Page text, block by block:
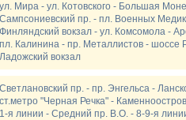
ул. Мира - ул. Котовского - Большая
Сампсониевский пр. - пл. Военных
Финляндский вокзал - ул. Комсомола -
пл. Калинина - пр. Металлистов - шоссе
Ладожский вокзал
Светлановский пр. - пр. Энгельса -
ст.метро "Черная Речка" -
1-я линии - Средний пр. В.О. - 8-9-я